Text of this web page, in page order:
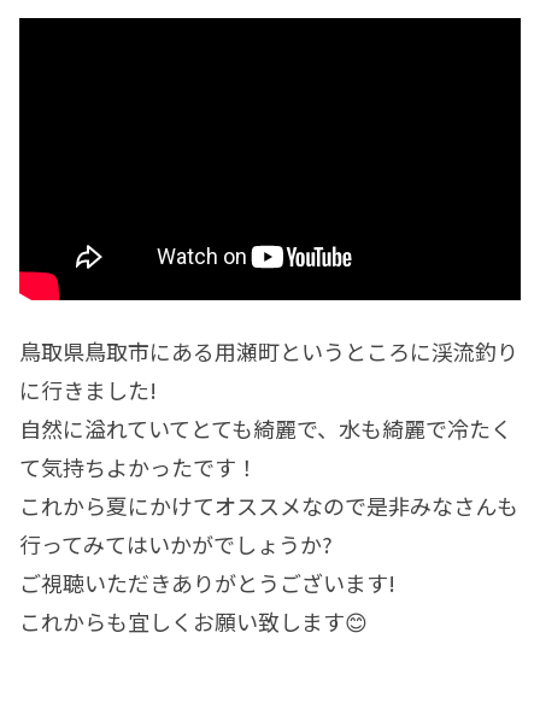
鳥取県鳥取市にある用瀬町というところに渓流釣り
に行きました!
自然に溢れていてとても綺麗で、水も綺麗で冷たく
て気持ちよかったです！
これから夏にかけてオススメなので是非みなさんも
行ってみてはいかがでしょうか?
ご視聴いただきありがとうございます!
これからも宜しくお願い致します😊